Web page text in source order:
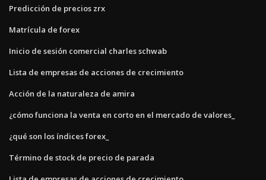
Predicción de precios zrx
Matrícula de forex
Inicio de sesión comercial charles schwab
Lista de empresas de acciones de crecimiento
Acción de la naturaleza de amira
¿cómo funciona la venta en corto en el mercado de valores_
¿qué son los índices forex_
Término de stock de precio de parada